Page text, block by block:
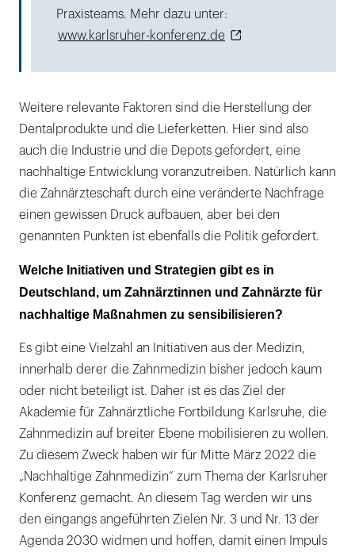
Praxisteams. Mehr dazu unter:
www.karlsruher-konferenz.de
Weitere relevante Faktoren sind die Herstellung der
Dentalprodukte und die Lieferketten. Hier sind also
auch die Industrie und die Depots gefordert, eine
nachhaltige Entwicklung voranzutreiben. Natürlich kann
die Zahnärzteschaft durch eine veränderte Nachfrage
einen gewissen Druck aufbauen, aber bei den
genannten Punkten ist ebenfalls die Politik gefordert.
Welche Initiativen und Strategien gibt es in
Deutschland, um Zahnärztinnen und Zahnärzte für
nachhaltige Maßnahmen zu sensibilisieren?
Es gibt eine Vielzahl an Initiativen aus der Medizin,
innerhalb derer die Zahnmedizin bisher jedoch kaum
oder nicht beteiligt ist. Daher ist es das Ziel der
Akademie für Zahnärztliche Fortbildung Karlsruhe, die
Zahnmedizin auf breiter Ebene mobilisieren zu wollen.
Zu diesem Zweck haben wir für Mitte März 2022 die
„Nachhaltige Zahnmedizin“ zum Thema der Karlsruher
Konferenz gemacht. An diesem Tag werden wir uns
den eingangs angeführten Zielen Nr. 3 und Nr. 13 der
Agenda 2030 widmen und hoffen, damit einen Impuls